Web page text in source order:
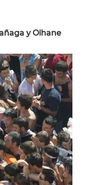
y Oihane